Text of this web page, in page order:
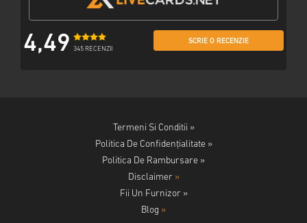
4,49 345 RECENZII
SCRIE O RECENZIE
Termeni Si Conditii »
Politica De Confidențialitate »
Politica De Rambursare »
Disclaimer »
Fii Un Furnizor »
Blog »